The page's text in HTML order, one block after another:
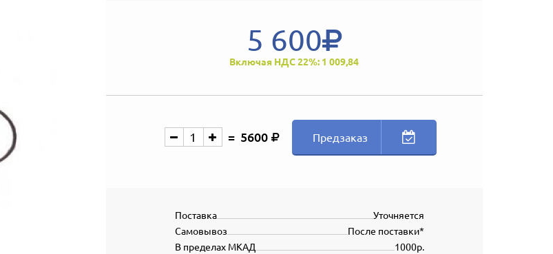
5 600
Включая НДС 22%: 1 009,84
5600 Предзаказ
Уточняется
Поставка
После поставки*
Самовывоз
1000р.
В пределах МКАД